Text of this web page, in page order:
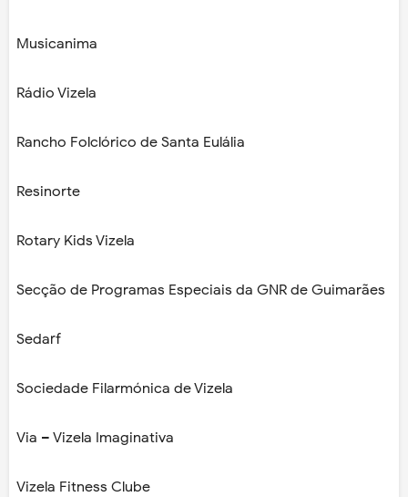
Musicanima
Rádio Vizela
Rancho Folclórico de Santa Eulália
Resinorte
Rotary Kids Vizela
Secção de Programas Especiais da GNR de Guimarães
Sedarf
Sociedade Filarmónica de Vizela
Via – Vizela Imaginativa
Vizela Fitness Clube